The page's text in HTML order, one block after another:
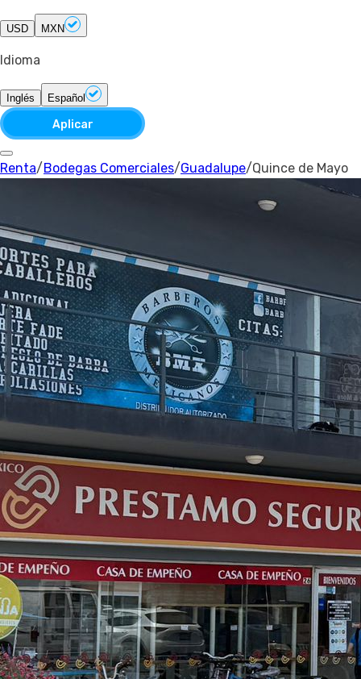
USD MXN
Idioma
Inglés Español
Aplicar
Renta/ Bodegas Comerciales/Guadalupe/Quince de Mayo